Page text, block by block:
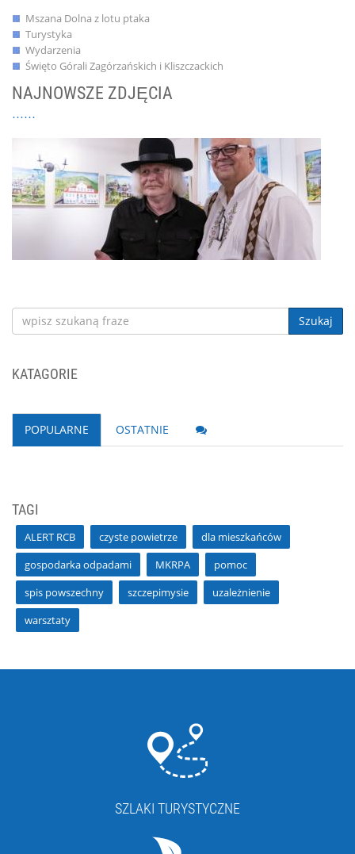
Mszana Dolna z lotu ptaka
Turystyka
Wydarzenia
Święto Górali Zagórzańskich i Kliszczackich
NAJNOWSZE ZDJĘCIA
Szukaj
KATAGORIE
POPULARNE OSTATNIE
TAGI
ALERT RCB czyste powietrze
dla mieszkańców
gospodarka odpadami
MKRPA
pomoc
spis powszechny
szczepimysie
uzależnienie
warsztaty
SZLAKI TURYSTYCZNE